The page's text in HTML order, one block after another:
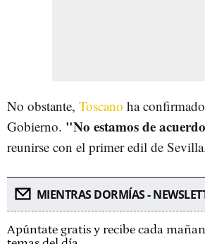
No obstante, Toscano ha
Gobierno. "No estamos de
reunirse con el primer edil de
MIENTRAS DORMÍAS -
Apúntate gratis y recibe cada